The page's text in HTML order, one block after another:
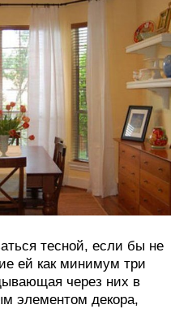
тесной, если бы не
ей как минимум три
через них в
элементом декора,